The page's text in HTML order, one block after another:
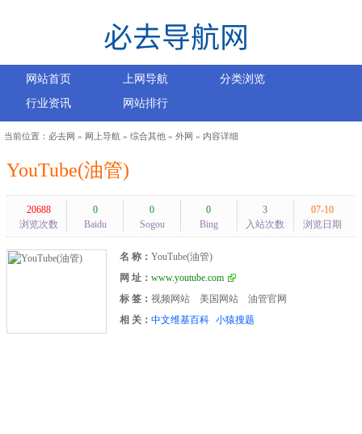
网站首页 上网导航
分类浏览
行业资讯
网站排行
当前位置： 必去网 » 网上导航 » 综合其他 » 外网 » 内容详细
YouTube(油管)
20688
浏览次数
0
Baidu
0
Sogou
0
Bing
3
入站次数
07-10
浏览日期
名 称： YouTube(油管)
网 址： www.youtube.com
标 签： 视频网站 美国网站
油管官网
相 关： 中文维基百科 小猿搜题